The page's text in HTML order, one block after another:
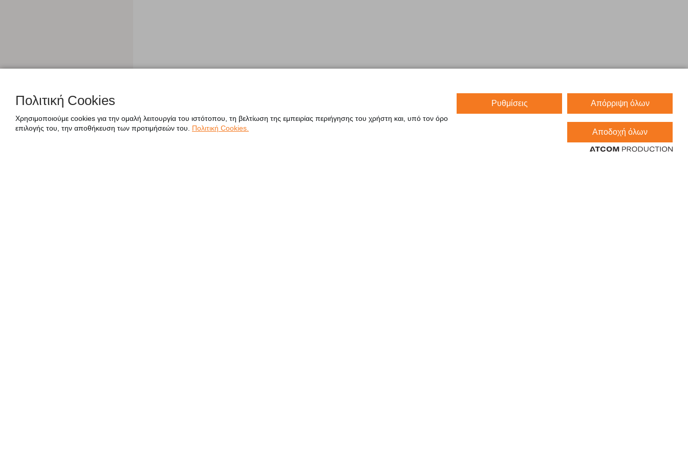
Πολιτική Cookies
Χρησιμοποιούμε cookies για την ομαλή λειτουργία του ιστότοπου, τη βελτίωση της εμπειρίας περιήγησης του χρήστη και, υπό τον όρο
επιλογής του, την αποθήκευση των προτιμήσεών του.
Πολιτική Cookies.
Ρυθμίσεις Απόρριψη όλων
Αποδοχή όλων